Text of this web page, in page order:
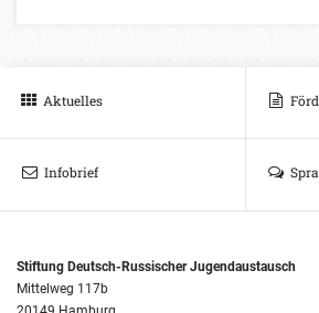
Aktuelles
Infobrief
Stiftung Deutsch-Russischer Jugendaustausch
Mittelweg 117b